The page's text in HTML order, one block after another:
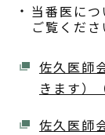
当番医に
ご覧くださ
佐久医師
きます）
佐久医師